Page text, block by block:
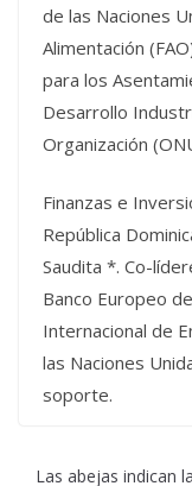
de las Naciones
Alimentación
para los
Desarrollo
Organización
Finanzas e
República
Saudita *. Co-
Banco Europeo
Internacional de
las Naciones
soporte.
Las abejas indican